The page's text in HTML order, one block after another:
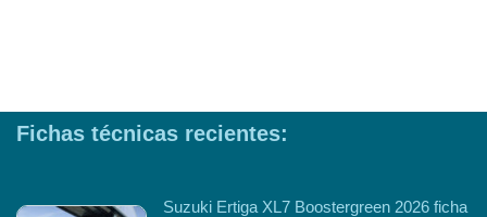
Fichas técnicas recientes:
Suzuki Ertiga XL7 Boostergreen 2026 ficha